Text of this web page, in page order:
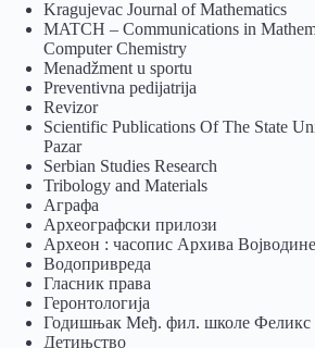
Kragujevac Journal of Mathematics
MATCH – Communications in
Computer Chemistry
Menadžment u sportu
Preventivna pedijatrija
Revizor
Scientific Publications Of The State
Pazar
Serbian Studies Research
Tribology and Materials
Аграфа
Археографски прилози
Археон : часопис Архива Војводине
Водопривреда
Гласник права
Геронтологија
Годишњак Међ. фил. школе Феликс
Детињство